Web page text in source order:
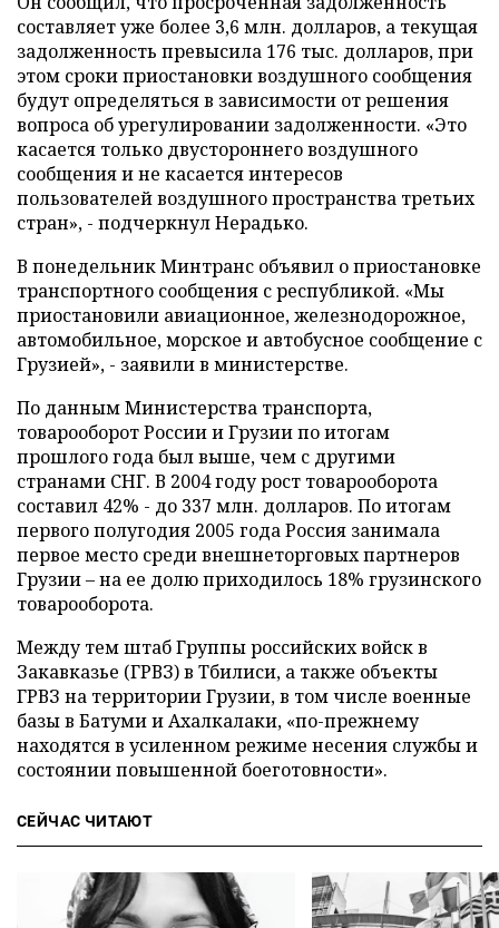
составляет уже более 3,6 млн. долларов, а текущая
задолженность превысила 176 тыс. долларов, при
этом сроки приостановки воздушного сообщения
будут определяться в зависимости от решения
вопроса об урегулировании задолженности. «Это
касается только двустороннего воздушного
сообщения и не касается интересов
пользователей воздушного пространства третьих
стран», - подчеркнул Нерадько.
В понедельник Минтранс объявил о приостановке
транспортного сообщения с республикой. «Мы
приостановили авиационное, железнодорожное,
автомобильное, морское и автобусное сообщение с
Грузией», - заявили в министерстве.
По данным Министерства транспорта,
товарооборот России и Грузии по итогам
прошлого года был выше, чем с другими
странами СНГ. В 2004 году рост товарооборота
составил 42% - до 337 млн. долларов. По итогам
первого полугодия 2005 года Россия занимала
первое место среди внешнеторговых партнеров
Грузии – на ее долю приходилось 18% грузинского
товарооборота.
Между тем штаб Группы российских войск в
Закавказье (ГРВЗ) в Тбилиси, а также объекты
ГРВЗ на территории Грузии, в том числе военные
базы в Батуми и Ахалкалаки, «по-прежнему
находятся в усиленном режиме несения службы и
состоянии повышенной боеготовности».
СЕЙЧАС ЧИТАЮТ